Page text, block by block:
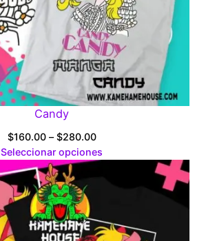
Candy
$160.00 – $280.00Price
range:
Seleccionar opciones